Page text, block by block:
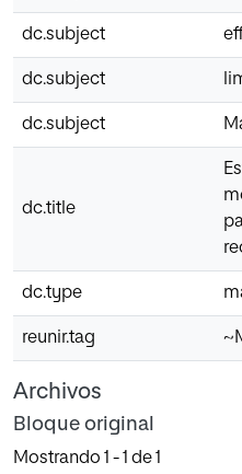
dc.subject
dc.subject
dc.subject
dc.title
dc.type
reunir.tag
Archivos
Bloque original
Mostrando 1 - 1 de 1